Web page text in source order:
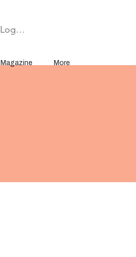
Log In or Sign Up
Magazine More